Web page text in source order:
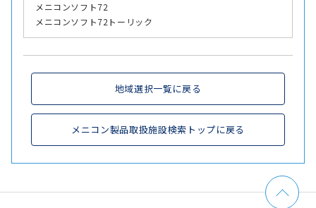
メニコンソフト72
メニコンソフト72トーリック
地域選択一覧に戻る
メニコン製品取扱施設検索トップに戻る